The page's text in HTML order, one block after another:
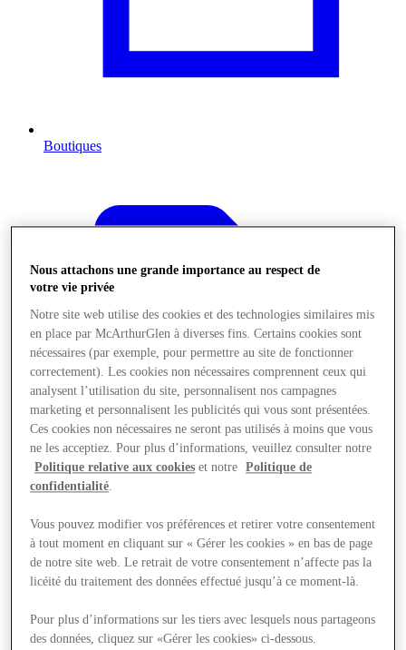
Boutiques
Offres
Nous attachons une grande importance au respect de
votre vie privée
Notre site web utilise des cookies et des technologies similaires mis
en place par McArthurGlen à diverses fins. Certains cookies sont
nécessaires (par exemple, pour permettre au site de fonctionner
correctement). Les cookies non nécessaires comprennent ceux qui
analysent l’utilisation du site, personnalisent nos campagnes
marketing et personnalisent les publicités qui vous sont présentées.
Ces cookies non nécessaires ne seront pas utilisés à moins que vous
ne les acceptiez. Pour plus d’informations, veuillez consulter notre
Politique relative aux cookies et notre
Politique de
confidentialité.
Vous pouvez modifier vos préférences et retirer votre consentement
à tout moment en cliquant sur « Gérer les cookies » en bas de page
de notre site web. Le retrait de votre consentement n’affecte pas la
licéité du traitement des données effectué jusqu’à ce moment-là.
Pour plus d’informations sur les tiers avec lesquels nous partageons
des données, cliquez sur «Gérer les cookies» ci-dessous.